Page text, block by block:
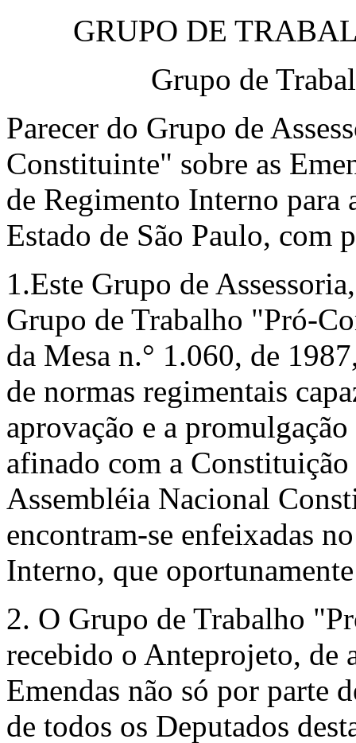
GRUPO DE
Grupo de
Parecer do Grupo de
Constituinte" sobre as
de Regimento Interno para
Estado de São Paulo, com
1.Este Grupo de
Grupo de Trabalho "Pró-
da Mesa n.° 1.060, de
de normas regimentais
aprovação e a
afinado com a
Assembléia Nacional
encontram-se enfeixadas
Interno, que
2. O Grupo de Trabalho
re­cebido o Anteprojeto, de
Emendas não só por parte
de todos os Depu­tados